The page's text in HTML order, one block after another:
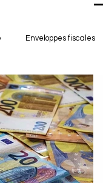
Enveloppes fiscales